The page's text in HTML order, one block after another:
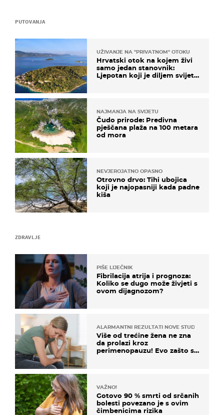
ZDRAVLJE
PIŠE LIJEČNIK
Fibrilacija atrija i prognoza:
Koliko se dugo može živjeti s
ovom dijagnozom?
ALARMANTNI REZULTATI NOVE STUDIJE
Više od trećine žena ne zna
da prolazi kroz
perimenopauzu! Evo zašto su
VAŽNO!
Gotovo 90 % smrti od srčanih
bolesti povezano je s ovim
čimbenicima rizika
PUTOVANJA
UŽIVANJE NA "PRIVATNOM" OTOKU
Hrvatski otok na kojem živi
samo jedan stanovnik:
Ljepotan koji je diljem svijeta
NAJMANJA NA SVIJETU
Čudo prirode: Predivna
pješčana plaža na 100 metara
od mora
NEVJEROJATNO OPASNO
Otrovno drvo: Tihi ubojica
koji je najopasniji kada padne
kiša